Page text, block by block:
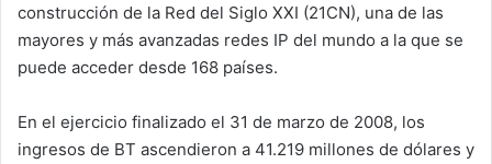
construcción de la Red del Siglo XXI (21CN), una de las
mayores y más avanzadas redes IP del mundo a la que se
puede acceder desde 168 países.
En el ejercicio finalizado el 31 de marzo de 2008, los
ingresos de BT ascendieron a 41.219 millones de dólares y